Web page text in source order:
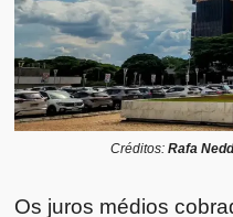
Créditos: Rafa
Os juros médios